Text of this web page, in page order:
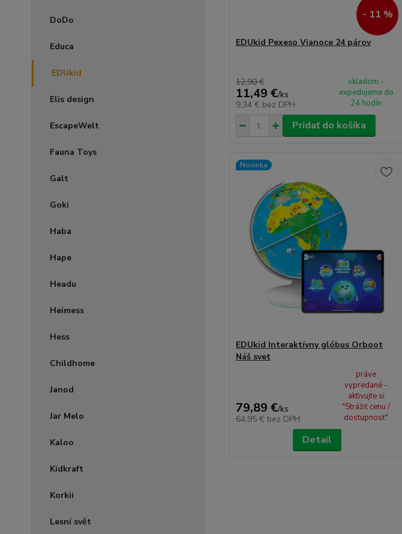
DoDo
Educa
EDUkid
Elis design
EscapeWelt
Fauna Toys
Galt
Goki
Haba
Hape
Headu
Heimess
Hess
Childhome
Janod
Jar Melo
Kaloo
Kidkraft
Korkii
Lesní svět
- 11 %
EDUkid Pexeso Vianoce 24 párov
12,90 €
11,49 €/ks
9,34 € bez DPH
skladom -
expedujeme do
24 hodín
Pridať do košíka
Novinka
EDUkid Interaktívny glóbus Orboot
Náš svet
79,89 €/ks
64,95 € bez DPH
práve
vypredané -
aktivujte si
"Strážiť cenu /
dostupnosť"
Detail